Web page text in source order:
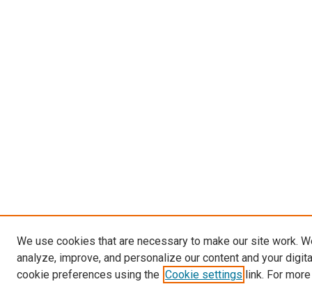
We use cookies that are necessary to make our site work.
analyze, improve, and personalize our content and your
cookie preferences using the Cookie settings link. For